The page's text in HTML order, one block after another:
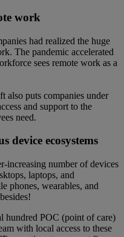
work
had realized the huge
The pandemic accelerated
sees remote work as a
also puts companies under
and support to the
need.
device ecosystems
increasing number of devices
laptops, and
phones, wearables, and
hundred POC (point of care)
with local access to these